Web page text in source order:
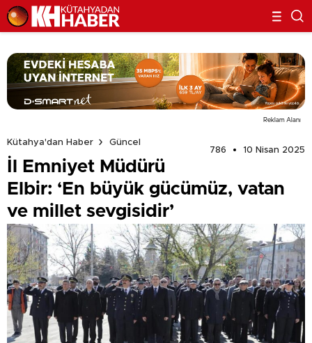
Reklam Alanı
Kütahya'dan Haber
Güncel
786
10 Nisan 2025
İl Emniyet Müdürü
Elbir: ‘En büyük gücümüz, vatan
ve millet sevgisidir’